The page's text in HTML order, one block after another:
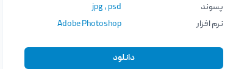
پسوند
jpg ،psd
نرم افزار
Adobe Photoshop
دانلود